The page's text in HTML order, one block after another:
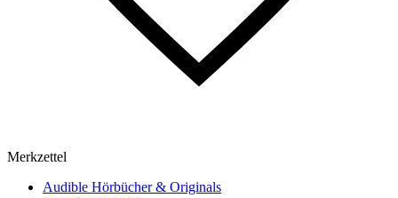
Merkzettel
Audible Hörbücher & Originals